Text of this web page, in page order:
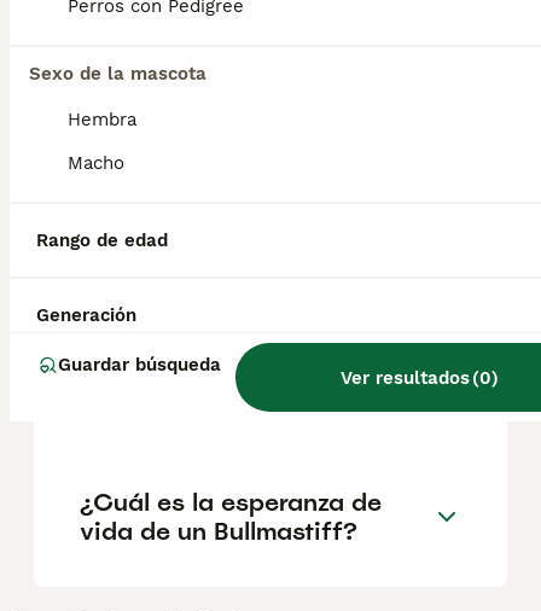
Perros con Pedigree
Sexo de la mascota
Hembra
Macho
Rango de edad
Generación
Guardar búsqueda
Ver resultados(0)
¿Cómo es el carácter del
Bullmastiff con los niños?
¿Cuántas horas duerme un
¿Cuál es la esperanza de
vida de un Bullmastiff?